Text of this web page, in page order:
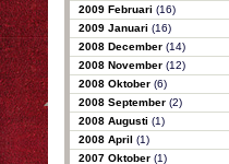
2009 Februari (16)
2009 Januari (16)
2008 December (14)
2008 November (12)
2008 Oktober (6)
2008 September (2)
2008 Augusti (1)
2008 April (1)
2007 Oktober (1)